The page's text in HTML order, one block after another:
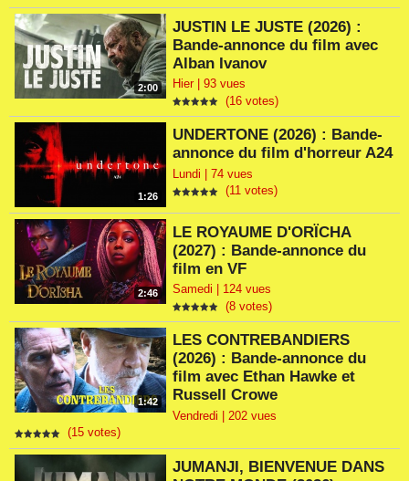
2:00
JUSTIN LE JUSTE (2026) :
Bande-annonce du film avec
Alban Ivanov
Hier | 93 vues
(16 votes)
1:26
UNDERTONE (2026) : Bande-
annonce du film d'horreur A24
Lundi | 74 vues
(11 votes)
2:46
LE ROYAUME D'ORÏCHA
(2027) : Bande-annonce du
film en VF
Samedi | 124 vues
(8 votes)
1:42
LES CONTREBANDIERS
(2026) : Bande-annonce du
film avec Ethan Hawke et
Russell Crowe
Vendredi | 202 vues
(15 votes)
JUMANJI, BIENVENUE DANS